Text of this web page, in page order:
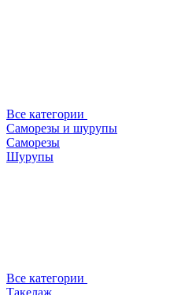
Все категории
Саморезы и шурупы
Саморезы
Шурупы
Все категории
Такелаж